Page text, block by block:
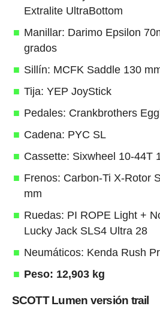
Extralite UltraBottom
Manillar: Darimo Epsilon
grados
Sillín: MCFK Saddle 130
Tija: YEP JoyStick
Pedales: Crankbrothers
Cadena: PYC SL
Cassette: Sixwheel 10-44T
Frenos: Carbon-Ti X-Rotor
mm
Ruedas: PI ROPE Light +
Lucky Jack SLS4 Ultra 28
Neumáticos: Kenda Rush
Peso: 12,903 kg
SCOTT Lumen versión trail